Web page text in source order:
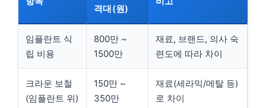
격대(원)
임플란트 식
립 비용
800만 ~
1500만
재료, 브랜드, 의사 숙
련도에 따라 차이
크라운 보철
(임플란트 위)
150만 ~
350만
재료(세라믹/메탈 등)
로 차이